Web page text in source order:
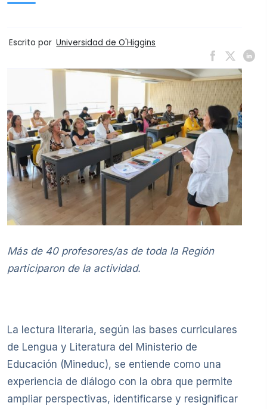
Escrito por Universidad de O'Higgins
Más de 40 profesores/as de toda la Región
participaron de la actividad.
La lectura literaria, según las bases curriculares
de Lengua y Literatura del Ministerio de
Educación (Mineduc), se entiende como una
experiencia de diálogo con la obra que permite
ampliar perspectivas, identificarse y resignificar